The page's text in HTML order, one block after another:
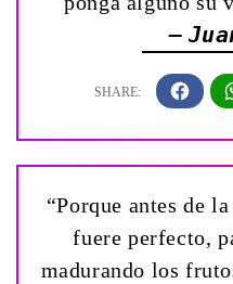
—
“Porque antes de
fuere perfecto,
madurando los